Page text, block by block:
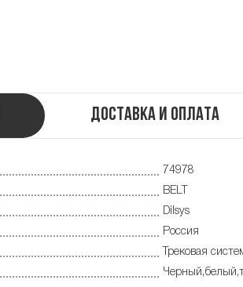
Доставка и оплата
74978
BELT
Dilsys
Россия
Трековая